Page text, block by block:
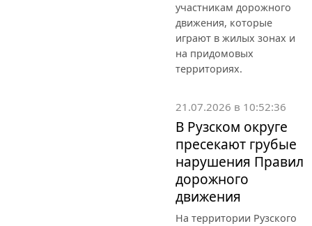
участникам дорожного
движения, которые
играют в жилых зонах и
на придомовых
территориях.
21.07.2026 в 10:52:36
В Рузском округе
пресекают грубые
нарушения Правил
дорожного
движения
На территории Рузского